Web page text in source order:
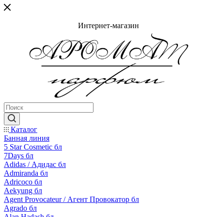
Интернет-магазин
Каталог
Банная линия
5 Star Cosmetic бл
7Days бл
Adidas / Адидас бл
Admiranda бл
Adricoco бл
Aekyung бл
Agent Provocateur / Агент Провокатор бл
Agrado бл